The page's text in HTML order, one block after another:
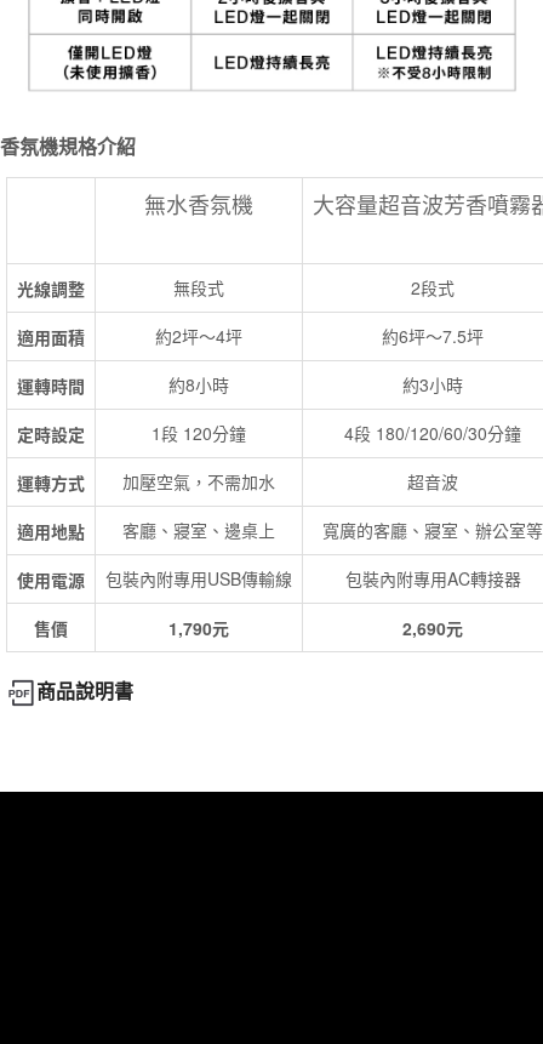
香氛機規格介紹
無水香氛機 大容量超音波芳香噴霧
光線調整 無段式 2段式
適用面積 約2坪～4坪 約6坪～7.5坪
運轉時間 約8小時 約3小時
定時設定 1段 120分鐘 4段 180/120/60/30分鐘
運轉方式 加壓空氣，不需加水 超音波
適用地點 客廳、寢室、邊桌上 寬廣的客廳、寢室、辦公室等
使用電源 包裝內附專用USB傳輸線 包裝內附專用AC轉接器
售價 1,790元 2,690元
商品說明書